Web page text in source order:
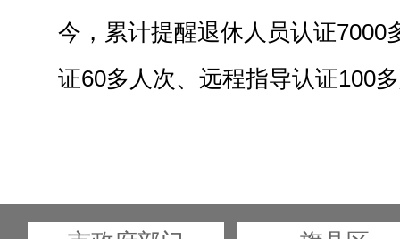
今，累计提醒退休人员认证7000
证60多人次、远程指导认证100